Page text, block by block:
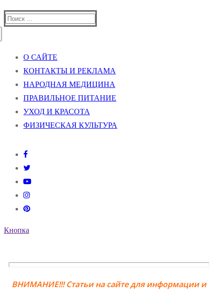
Найти:
О САЙТЕ
КОНТАКТЫ И РЕКЛАМА
НАРОДНАЯ МЕДИЦИНА
ПРАВИЛЬНОЕ ПИТАНИЕ
УХОД И КРАСОТА
ФИЗИЧЕСКАЯ КУЛЬТУРА
Кнопка
ВНИМАНИЕ!!! Статьи на сайте для информации и